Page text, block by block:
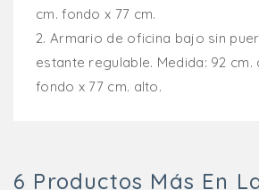
cm. fondo x 77 cm.
2. Armario de oficina bajo sin
estante regulable. Medida: 92 cm.
fondo x 77 cm. alto.
6 Productos Más En